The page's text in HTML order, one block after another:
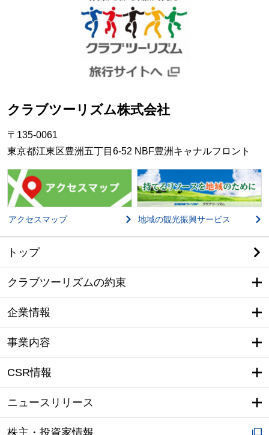
クラブツーリズム株式会社
〒135-0061
東京都江東区豊洲五丁目6-52 NBF豊洲キャナルフロント
アクセスマップ 地域の観光振興サービス
トップ
クラブツーリズムの約束
企業情報
事業内容
CSR情報
ニュースリリース
株主・投資家情報